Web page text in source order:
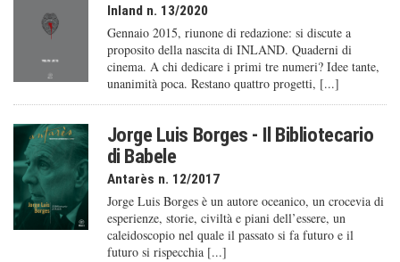
Inland n. 13/2020
Gennaio 2015, riunone di redazione: si discute a
proposito della nascita di INLAND. Quaderni di
cinema. A chi dedicare i primi tre numeri? Idee tante,
unanimità poca. Restano quattro progetti, [...]
Jorge Luis Borges - Il Bibliotecario
di Babele
Antarès n. 12/2017
Jorge Luis Borges è un autore oceanico, un crocevia di
esperienze, storie, civiltà e piani dell’essere, un
caleido­scopio nel quale il passato si fa futuro e il
futuro si rispecchia [...]